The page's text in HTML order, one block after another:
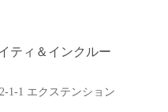
ティ＆インクルー
1-1 エクステンション